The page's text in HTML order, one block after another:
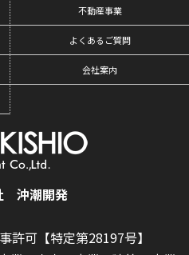
不動産事業
よくあるご質問
会社案内
沖潮開発
許可【特定第28197号】